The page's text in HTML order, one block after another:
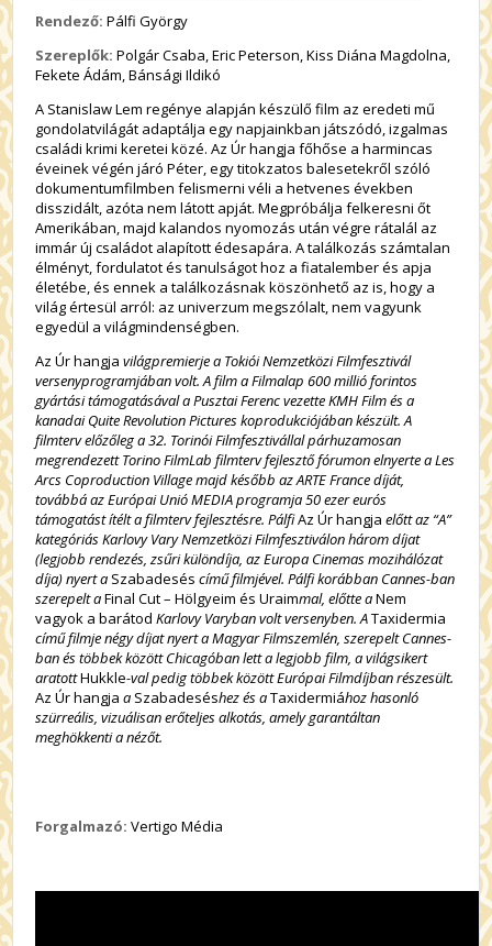
Rendező: Pálfi György
Szereplők:Polgár Csaba, Eric Peterson, Kiss Diána Magdolna,
Fekete Ádám, Bánsági Ildikó
A Stanislaw Lem regénye alapján készülő film az eredeti mű
gondolatvilágát adaptálja egy napjainkban játszódó, izgalmas
családi krimi keretei közé. Az Úr hangja főhőse a harmincas
éveinek végén járó Péter, egy titokzatos balesetekről szóló
dokumentumfilmben felismerni véli a hetvenes években
disszidált, azóta nem látott apját. Megpróbálja felkeresni őt
Amerikában, majd kalandos nyomozás után végre rátalál az
immár új családot alapított édesapára. A találkozás számtalan
élményt, fordulatot és tanulságot hoz a fiatalember és apja
életébe, és ennek a találkozásnak köszönhető az is, hogy a
világ értesül arról: az univerzum megszólalt, nem vagyunk
egyedül a világmindenségben.
Az Úr hangja világpremierje a Tokiói Nemzetközi Filmfesztivál
versenyprogramjában volt. A film a Filmalap 600 millió forintos
gyártási támogatásával a Pusztai Ferenc vezette KMH Film és a
kanadai Quite Revolution Pictures koprodukciójában készült. A
filmterv előzőleg a 32. Torinói Filmfesztivállal párhuzamosan
megrendezett Torino FilmLab filmterv fejlesztő fórumon elnyerte a Les
Arcs Coproduction Village majd később az ARTE France díját,
továbbá az Európai Unió MEDIA programja 50 ezer eurós
támogatást ítélt a filmterv fejlesztésre. PálfiAz Úr hangja előtt az “A”
kategóriás Karlovy Vary Nemzetközi Filmfesztiválon három díjat
(legjobb rendezés, zsűri különdíja, az Europa Cinemas mozihálózat
díja) nyert a Szabadesés című filmjével. Pálfi korábban Cannes-ban
szerepelt aFinal Cut – Hölgyeim és Uraimmal, előtte aNem
vagyok a barátod Karlovy Varyban volt versenyben. ATaxidermia
című filmje négy díjat nyert a Magyar Filmszemlén, szerepelt Cannes-
ban és többek között Chicagóban lett a legjobb film, a világsikert
aratottHukkle-val pedig többek között Európai Filmdíjban részesült.
Az Úr hangja a Szabadeséshez és aTaxidermiához hasonló
szürreális, vizuálisan erőteljes alkotás, amely garantáltan
meghökkenti a nézőt.
Forgalmazó: Vertigo Média